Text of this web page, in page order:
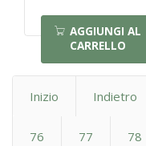
AGGIUNGI AL
CARRELLO
Inizio Indietro
76 77 78